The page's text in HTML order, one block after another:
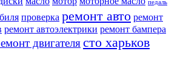
педаль
проверка ремонт авто ремонт
ремонт автоэлектрики ремонт бампера
двигателясто харьков